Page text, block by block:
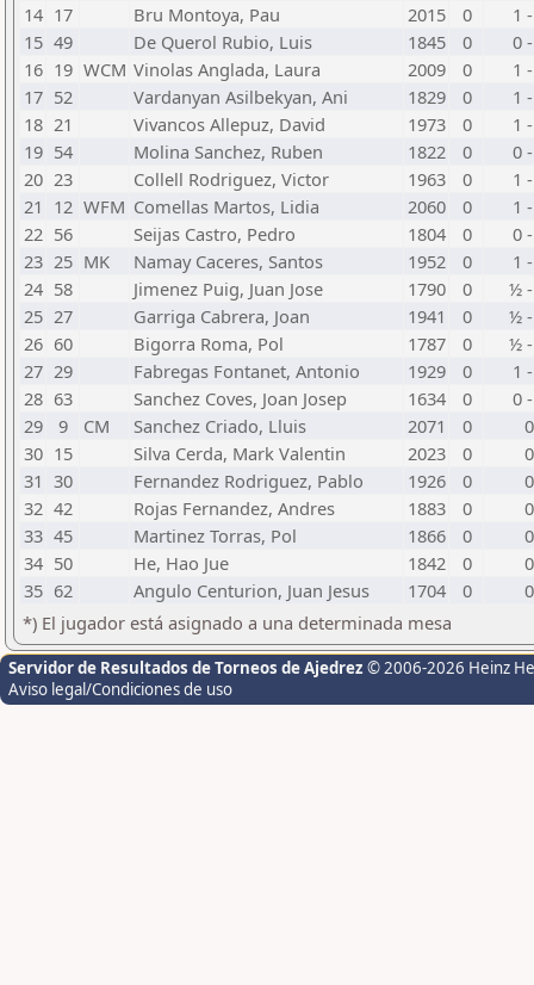
14 17 Bru Montoya, Pau 2015 0
1
15 49 De Querol Rubio, Luis 1845 0
0
16 19 WCM Vinolas Anglada, Laura 2009 0
1
17 52 Vardanyan Asilbekyan, Ani 1829 0
1
18 21 Vivancos Allepuz, David 1973 0
1
19 54 Molina Sanchez, Ruben 1822 0
0
20 23 Collell Rodriguez, Victor 1963 0
1
21 12 WFM Comellas Martos, Lidia 2060 0
1
22 56 Seijas Castro, Pedro 1804 0
0
23 25 MK Namay Caceres, Santos 1952 0
1
24 58 Jimenez Puig, Juan Jose 1790 0
½
25 27 Garriga Cabrera, Joan 1941 0
½
26 60 Bigorra Roma, Pol 1787 0
½
27 29 Fabregas Fontanet, Antonio 1929 0
1
28 63 Sanchez Coves, Joan Josep 1634 0
0
29
9 CM Sanchez Criado, Lluis 2071 0
0
30 15 Silva Cerda, Mark Valentin 2023 0
0
31 30 Fernandez Rodriguez, Pablo 1926 0
0
32 42 Rojas Fernandez, Andres 1883 0
0
33 45 Martinez Torras, Pol 1866 0
0
34 50 He, Hao Jue 1842 0
0
35 62 Angulo Centurion, Juan Jesus 1704 0
0
*) El jugador está asignado a una determinada mesa
Servidor de Resultados de Torneos de Ajedrez © 2006-2026 Heinz
Aviso legal/Condiciones de uso